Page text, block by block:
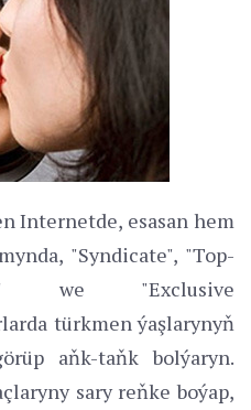
Internetde, esasan hem
"Syndicate", "Top-
we "Exclusive
türkmen ýaşlarynyň
aňk-taňk bolýaryn.
sary reňke boýap,